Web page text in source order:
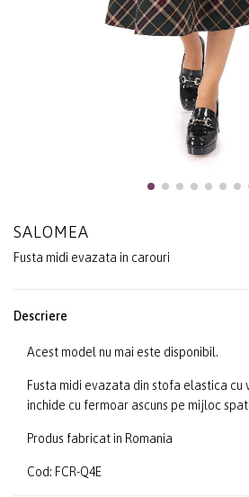
SALOMEA
Fusta midi evazata in carouri
Descriere
Acest model nu mai este disponibil.
Fusta midi evazata din stofa elastica cu
inchide cu fermoar ascuns pe mijloc
Produs fabricat in Romania
Cod: FCR-Q4E